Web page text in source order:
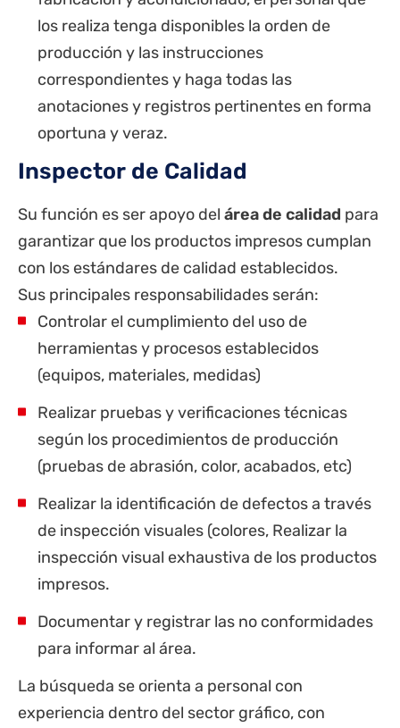
los realiza tenga disponibles la orden de
producción y las instrucciones
correspondientes y haga todas las
anotaciones y registros pertinentes en forma
oportuna y veraz.
Inspector de Calidad
Su función es ser apoyo del área de calidad para
garantizar que los productos impresos cumplan
con los estándares de calidad establecidos.
Sus principales responsabilidades serán:
Controlar el cumplimiento del uso de
herramientas y procesos establecidos
(equipos, materiales, medidas)
Realizar pruebas y verificaciones técnicas
según los procedimientos de producción
(pruebas de abrasión, color, acabados, etc)
Realizar la identificación de defectos a través
de inspección visuales (colores, Realizar la
inspección visual exhaustiva de los productos
impresos.
Documentar y registrar las no conformidades
para informar al área.
La búsqueda se orienta a personal con
experiencia dentro del sector gráfico, con